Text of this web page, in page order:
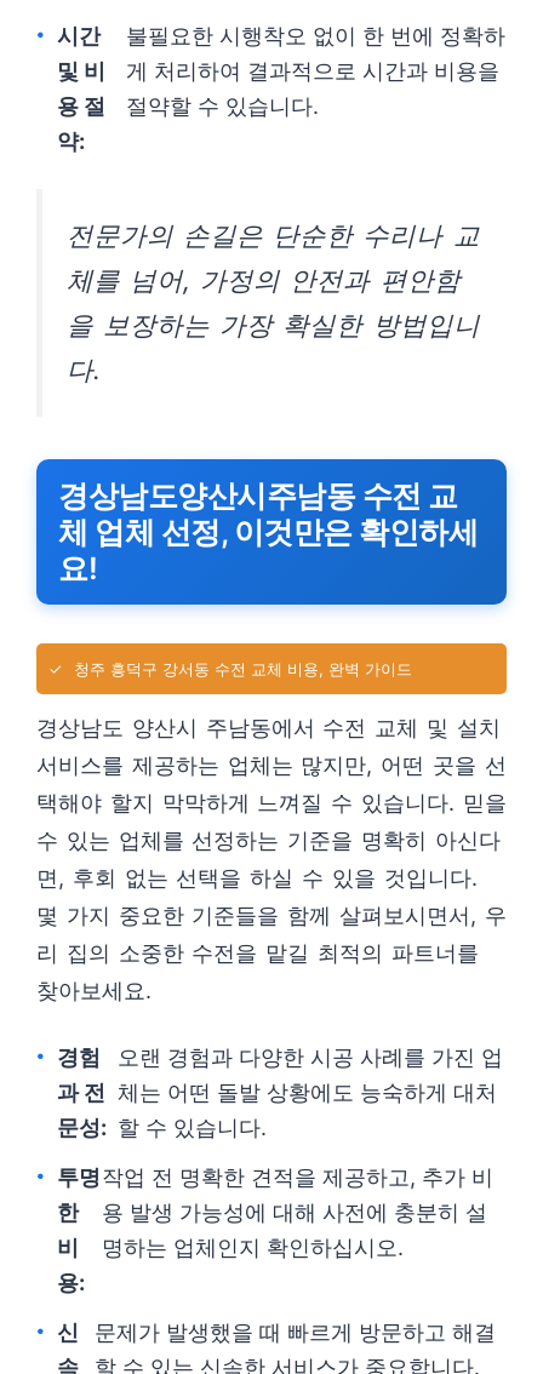
시간
및 비
용 절
약:
불필요한 시행착오 없이 한 번에 정확하
게 처리하여 결과적으로 시간과 비용을
절약할 수 있습니다.
전문가의 손길은 단순한 수리나 교
체를 넘어, 가정의 안전과 편안함
을 보장하는 가장 확실한 방법입니
다.
경상남도양산시주남동 수전 교
체 업체 선정, 이것만은 확인하세
요!
✓ 청주 흥덕구 강서동 수전 교체 비용, 완벽 가이드
경상남도 양산시 주남동에서 수전 교체 및 설치
서비스를 제공하는 업체는 많지만, 어떤 곳을 선
택해야 할지 막막하게 느껴질 수 있습니다. 믿을
수 있는 업체를 선정하는 기준을 명확히 아신다
면, 후회 없는 선택을 하실 수 있을 것입니다.
몇 가지 중요한 기준들을 함께 살펴보시면서, 우
리 집의 소중한 수전을 맡길 최적의 파트너를
찾아보세요.
경험
과 전
문성:
오랜 경험과 다양한 시공 사례를 가진 업
체는 어떤 돌발 상황에도 능숙하게 대처
할 수 있습니다.
투명
한
비
용:
작업 전 명확한 견적을 제공하고, 추가 비
용 발생 가능성에 대해 사전에 충분히 설
명하는 업체인지 확인하십시오.
신
속
문제가 발생했을 때 빠르게 방문하고 해결
할 수 있는 신속한 서비스가 중요합니다.